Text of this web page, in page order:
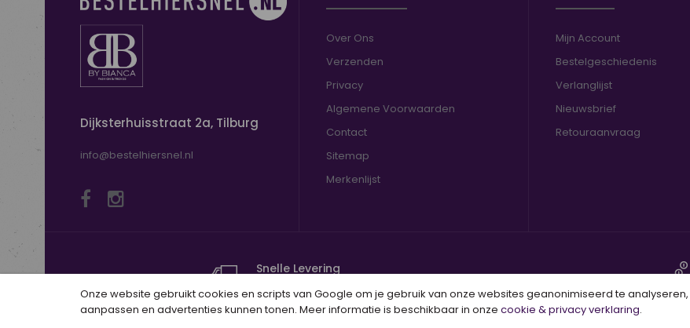
Onze website gebruikt cookies en scripts van Google om je gebruik van onze websites geanonimiseerd te
aanpassen en advertenties kunnen tonen. Meer informatie is beschikbaar in onze cookie & privacy verklaring.
Dijksterhuisstraat 2a, Tilburg
info@bestelhiersnel.nl
Over Ons
Verzenden
Privacy
Algemene Voorwaarden
Contact
Sitemap
Merkenlijst
Mijn Account
Bestelgeschiedenis
Verlanglijst
Nieuwsbrief
Retouraanvraag
Snelle Levering